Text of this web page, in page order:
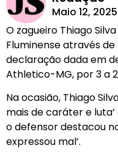
Maio 12, 2025
O zagueiro Thiago
Fluminense através de
declaração dada em
Athletico-MG, por 3 a
Na ocasião, Thiago
mais de caráter e
o defensor destacou
expressou mal’.